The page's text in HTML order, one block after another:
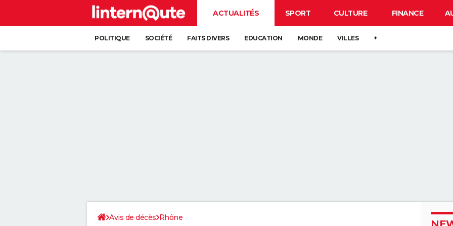
ACTUALITÉS SPORT CULTURE FINANCE
POLITIQUE SOCIÉTÉ FAITS DIVERS EDUCATION MONDE VILLES +
Avis de décès Rhône